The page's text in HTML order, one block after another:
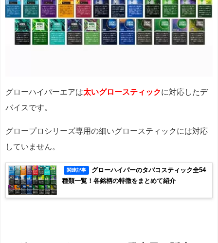
グローハイパーエアは太いグロースティックに対応したデ
バイスです。
グロープロシリーズ専用の細いグロースティックには対応
していません。
関連記事
グローハイパーのタバコスティック全54
種類一覧！各銘柄の特徴をまとめて紹介